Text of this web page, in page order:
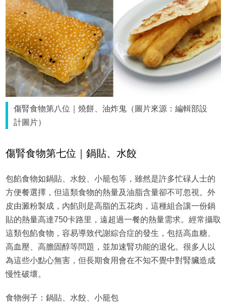
傷腎食物第八位｜燒餅、油炸鬼（圖片來源：編輯部設
計圖片）
傷腎食物第七位｜鍋貼、水餃
包餡食物如鍋貼、水餃、小籠包等，雖然是許多忙碌人士的
方便餐選擇，但這類食物的熱量及油脂含量卻不可忽視。外
皮由澱粉製成，內餡則是高脂的五花肉，這種組合讓一份鍋
貼的熱量高達750卡路里，遠超過一餐的熱量需求。經常攝取
這類包餡食物，容易導致代謝綜合症的發生，包括高血糖、
高血壓、高膽固醇等問題，並加速腎功能的退化。很多人以
為這些小點心無害，但長期食用會在不知不覺中對腎臟造成
慢性破壞。
食物例子：鍋貼、水餃、小籠包